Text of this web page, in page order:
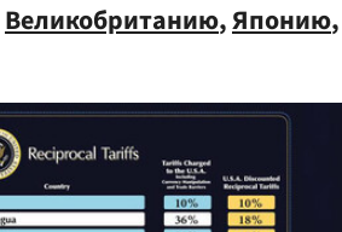
Великобританию,Японию,